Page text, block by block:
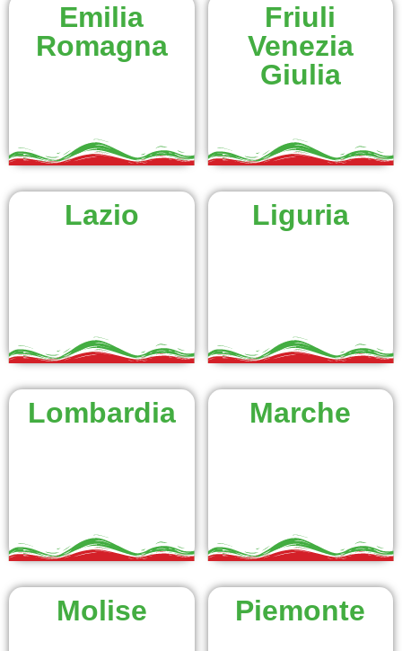
Emilia
Romagna
Friuli
Venezia
Giulia
Lazio Liguria
Lombardia Marche
Molise Piemonte